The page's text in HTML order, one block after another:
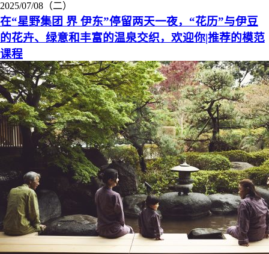
2025/07/08（二）
在“星野集团 界 伊东”停留两天一夜，“花历”与伊豆
的花卉、绿意和丰富的温泉交织，欢迎你|推荐的模范
课程